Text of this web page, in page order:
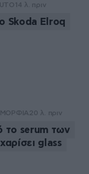
14 λ. πριν
Skoda Elroq
20 λ. πριν
το serum των
glass